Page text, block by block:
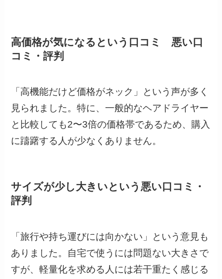
高価格が気になるという口コミ 悪い口
コミ・評判
「高機能だけど価格がネック」という声が多く
見られました。特に、一般的なヘアドライヤー
と比較しても2〜3倍の価格帯であるため、購入
に躊躇する人が少なくありません。
サイズが少し大きいという悪い口コミ・
評判
「旅行や持ち運びには向かない」という意見も
ありました。自宅で使うには問題ない大きさで
すが、軽量化を求める人には若干重たく感じる